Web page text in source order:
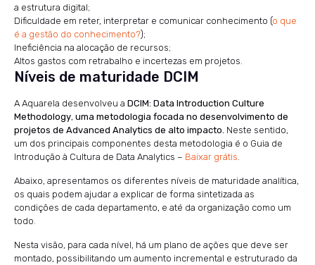
a estrutura digital;
Dificuldade em reter, interpretar e comunicar conhecimento (o que
é a gestão do conhecimento?);
Ineficiência na alocação de recursos;
Altos gastos com retrabalho e incertezas em projetos.
Níveis de maturidade DCIM
A Aquarela desenvolveu a DCIM: Data Introduction Culture
Methodology, uma metodologia focada no desenvolvimento de
projetos de Advanced Analytics de alto impacto. Neste sentido,
um dos principais componentes desta metodologia é o Guia de
Introdução à Cultura de Data Analytics – Baixar grátis
Abaixo, apresentamos os diferentes níveis de maturidade analítica,
os quais podem ajudar a explicar de forma sintetizada as
condições de cada departamento, e até da organização como um
todo.
Nesta visão, para cada nível, há um plano de ações que deve ser
montado, possibilitando um aumento incremental e estruturado da